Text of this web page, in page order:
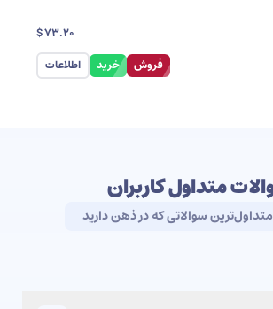
73.20
$
اطلاعات
خرید فروش
متداول کاربران
سوالاتی که در ذهن دارید